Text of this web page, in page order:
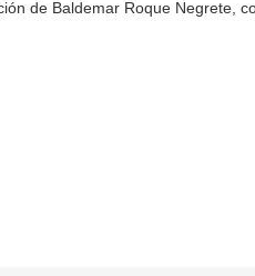
de Baldemar Roque Negrete,